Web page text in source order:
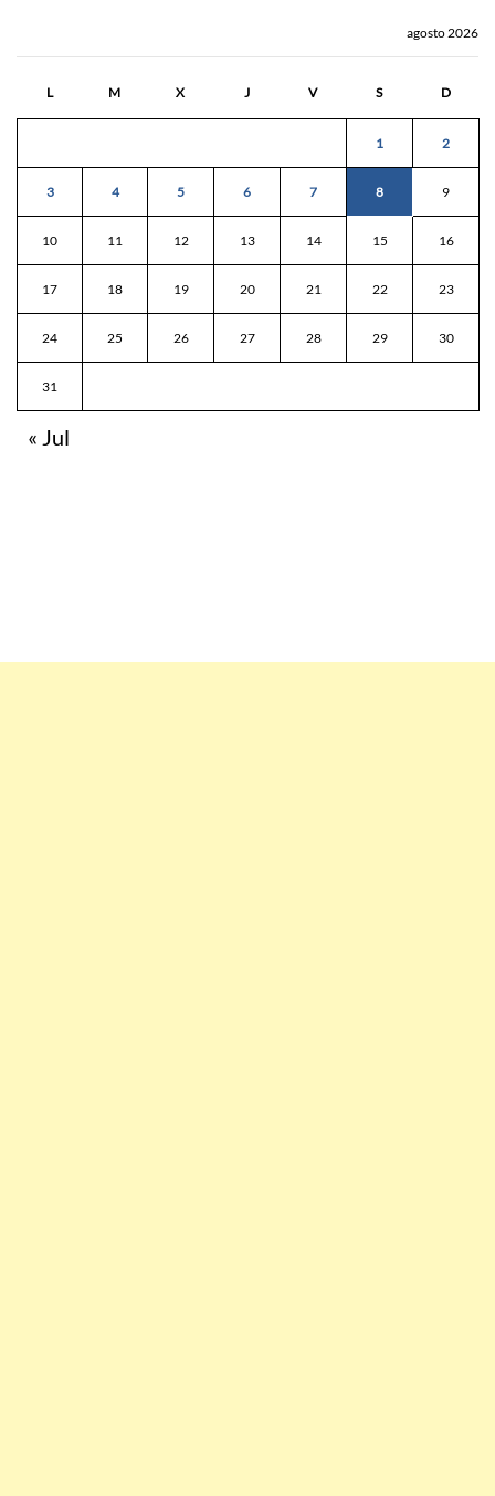
agosto 2026
L M X J V S D
1 2
3 4 5 6 7 8 9
10 11 12 13 14 15 16
17 18 19 20 21 22 23
24 25 26 27 28 29 30
31
« Jul